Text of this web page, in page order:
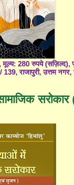
280 रुपये (सज़िल्द),
राजापुरी, उत्तम नगर,
सरोकार